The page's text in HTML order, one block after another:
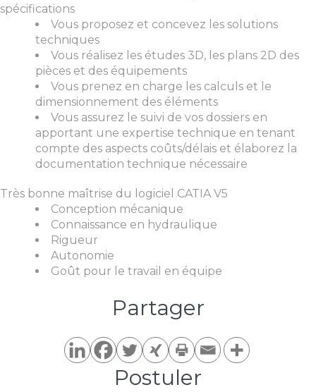
spécifications
Vous proposez et concevez les solutions
techniques
Vous réalisez les études 3D, les plans 2D des
pièces et des équipements
Vous prenez en charge les calculs et le
dimensionnement des éléments
Vous assurez le suivi de vos dossiers en
apportant une expertise technique en tenant
compte des aspects coûts/délais et élaborez la
documentation technique nécessaire
Très bonne maîtrise du logiciel CATIA V5
Conception mécanique
Connaissance en hydraulique
Rigueur
Autonomie
Goût pour le travail en équipe
Partager​
Postuler​